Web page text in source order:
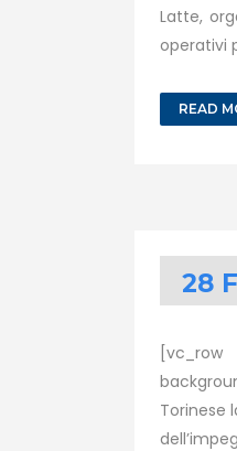
Latte,
operativi
READ
28
Torinese